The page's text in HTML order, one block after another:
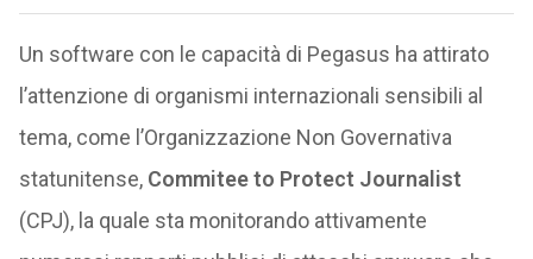
Un software con le capacità di Pegasus ha attirato
l’attenzione di organismi internazionali sensibili al
tema, come l’Organizzazione Non Governativa
statunitense, Commitee to Protect Journalist
(CPJ), la quale sta monitorando attivamente